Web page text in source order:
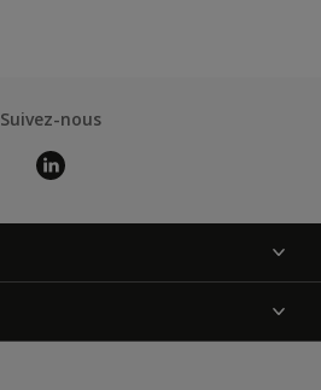
Suivez-nous